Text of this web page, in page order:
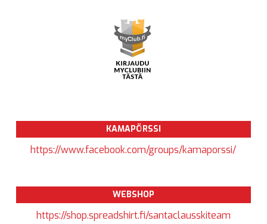
KAMAPÖRSSI
https://www.facebook.com/groups/kamaporssi/
WEBSHOP
https://shop.spreadshirt.fi/santaclausskiteam